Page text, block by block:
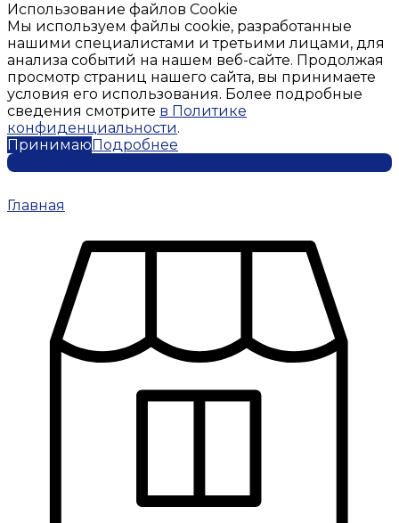
Использование файлов Cookie
Мы используем файлы cookie, разработанные
нашими специалистами и третьими лицами, для
анализа событий на нашем веб-сайте. Продолжая
просмотр страниц нашего сайта, вы принимаете
условия его использования. Более подробные
сведения смотрите в Политике
конфиденциальности.
ПринимаюПодробнее
Главная